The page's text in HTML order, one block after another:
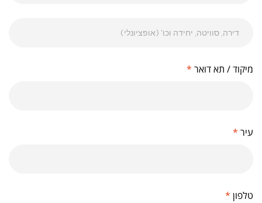
מיקוד / תא דואר *
עיר *
טלפון *